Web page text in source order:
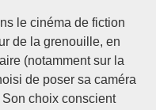
le cinéma de fiction
de la grenouille, en
(notamment sur la
de poser sa caméra
Son choix conscient